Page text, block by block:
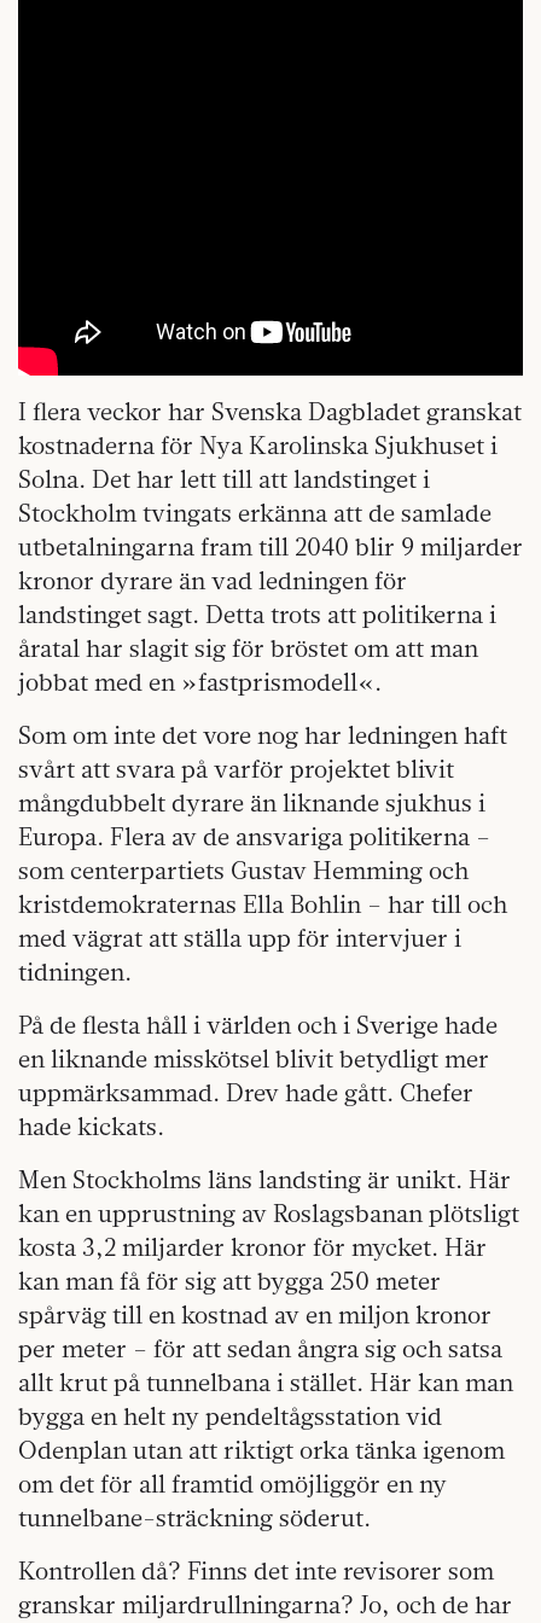
I flera veckor har Svenska Dagbladet granskat
kostnaderna för Nya Karolinska Sjukhuset i
Solna. Det har lett till att landstinget i
Stockholm tvingats erkänna att de samlade
utbetalningarna fram till 2040 blir 9 miljarder
kronor dyrare än vad ledningen för
landstinget sagt. Detta trots att politikerna i
åratal har slagit sig för bröstet om att man
jobbat med en »fastprismodell«.
Som om inte det vore nog har ledningen haft
svårt att svara på varför projektet blivit
mångdubbelt dyrare än liknande sjukhus i
Europa. Flera av de ansvariga politikerna –
som centerpartiets Gustav Hemming och
kristdemokraternas Ella Bohlin – har till och
med vägrat att ställa upp för intervjuer i
tidningen.
På de flesta håll i världen och i Sverige hade
en liknande misskötsel blivit betydligt mer
uppmärksammad. Drev hade gått. Chefer
hade kickats.
Men Stockholms läns landsting är unikt. Här
kan en upprustning av Roslagsbanan plötsligt
kosta 3,2 miljarder kronor för mycket. Här
kan man få för sig att bygga 250 meter
spårväg till en kostnad av en miljon kronor
per meter – för att sedan ångra sig och satsa
allt krut på tunnelbana i stället. Här kan man
bygga en helt ny pendeltågsstation vid
Odenplan utan att riktigt orka tänka igenom
om det för all framtid omöjliggör en ny
tunnelbane-sträckning söderut.
Kontrollen då? Finns det inte revisorer som
granskar miljardrullningarna? Jo, och de har